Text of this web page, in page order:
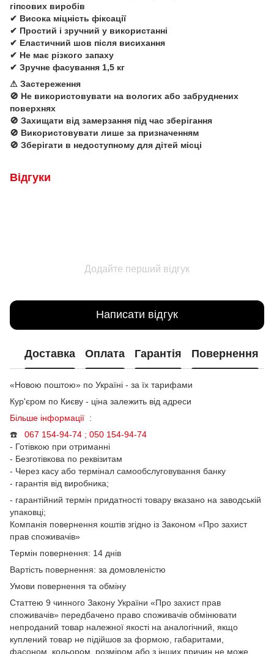
гіпсових виробів
✔ Висока міцність фіксації
✔ Простий і зручний у використанні
✔ Еластичний шов після висихання
✔ Не має різкого запаху
✔ Зручне фасування 1,5 кг
⚠ Застереження
🚫 Не використовувати на вологих або забруднених
поверхнях
🚫 Захищати від замерзання під час зберігання
🚫 Використовувати лише за призначенням
🚫 Зберігати в недоступному для дітей місці
Відгуки
Додайте перший відгук
Написати відгук
Доставка Оплата Гарантія Повернення
«Новою поштою» по Україні - за їх тарифами
Кур'єром по Києву - ціна залежить від адреси
Більше інформації :
☎️ 067 154-94-74 ; 050 154-94-74
- Готівкою при отриманні
- Безготівкова по реквізитам
- Через касу або термінал самообслуговування банку
- гарантія від виробника;
- гарантійний термін придатності товару вказано на заводській
упаковці;
Компанія повернення коштів згідно із Законом «Про захист
прав споживачів»
Термін повернення: 14 днів
Вартість повернення: за домовленістю
Умови повернення та обміну
Статтею 9 чинного Закону України «Про захист прав
споживачів» передбачено право споживачів обмінювати
непроданий товар належної якості на аналогічний, якщо
куплений товар не підійшов за формою, габаритами,
фасоном, кольором, розміром або з інших причин не може